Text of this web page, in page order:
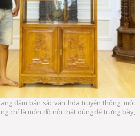
đậm bản sắc văn hóa truyền thống, một
chỉ là món đồ nội thất dùng để trưng bày,